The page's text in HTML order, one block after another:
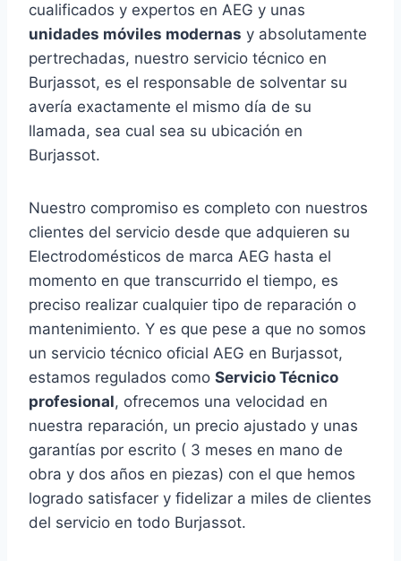
cualificados y expertos en AEG y unas
unidades móviles modernas y absolutamente
pertrechadas, nuestro servicio técnico en
Burjassot, es el responsable de solventar su
avería exactamente el mismo día de su
llamada, sea cual sea su ubicación en
Burjassot.
Nuestro compromiso es completo con nuestros
clientes del servicio desde que adquieren su
Electrodomésticos de marca AEG hasta el
momento en que transcurrido el tiempo, es
preciso realizar cualquier tipo de reparación o
mantenimiento. Y es que pese a que no somos
un servicio técnico oficial AEG en Burjassot,
estamos regulados como Servicio Técnico
profesional, ofrecemos una velocidad en
nuestra reparación, un precio ajustado y unas
garantías por escrito ( 3 meses en mano de
obra y dos años en piezas) con el que hemos
logrado satisfacer y fidelizar a miles de clientes
del servicio en todo Burjassot.